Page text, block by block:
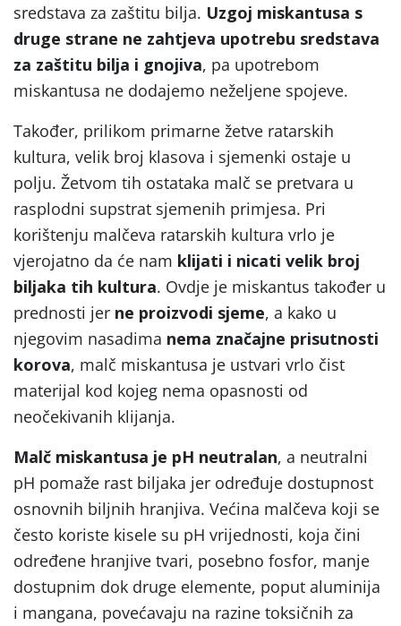
sredstava za zaštitu bilja. Uzgoj miskantusa s
druge strane ne zahtjeva upotrebu sredstava
za zaštitu bilja i gnojiva, pa upotrebom
miskantusa ne dodajemo neželjene spojeve.
Također, prilikom primarne žetve ratarskih
kultura, velik broj klasova i sjemenki ostaje u
polju. Žetvom tih ostataka malč se pretvara u
rasplodni supstrat sjemenih primjesa. Pri
korištenju malčeva ratarskih kultura vrlo je
vjerojatno da će nam klijati i nicati velik broj
biljaka tih kultura. Ovdje je miskantus također u
prednosti jer ne proizvodi sjeme, a kako u
njegovim nasadima nema značajne prisutnosti
korova, malč miskantusa je ustvari vrlo čist
materijal kod kojeg nema opasnosti od
neočekivanih klijanja.
Malč miskantusa je pH neutralan, a neutralni
pH pomaže rast biljaka jer određuje dostupnost
osnovnih biljnih hranjiva. Većina malčeva koji se
često koriste kisele su pH vrijednosti, koja čini
određene hranjive tvari, posebno fosfor, manje
dostupnim dok druge elemente, poput aluminija
i mangana, povećavaju na razine toksičnih za